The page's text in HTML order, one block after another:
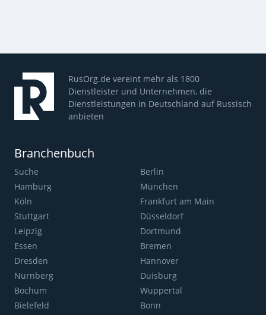
RusOrg.de vereint mehr als 1800
Dienstleister und Unternehmen, die
Dienstleistungen in Deutschland auf Russisch
anbieten
Branchenbuch
Suche
Berlin
Hamburg
München
Köln
Frankfurt am Main
Stuttgart
Düsseldorf
Leipzig
Dortmund
Essen
Bremen
Dresden
Hannover
Nürnberg
Duisburg
Bochum
Wuppertal
Bielefeld
Bonn